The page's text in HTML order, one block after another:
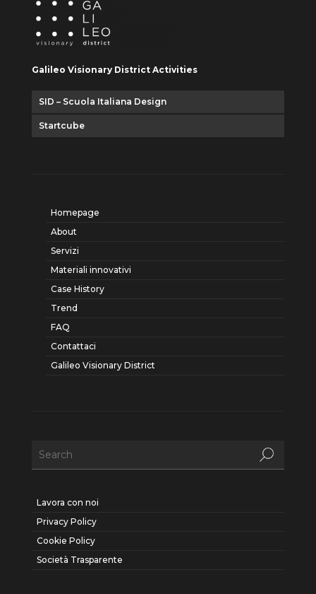
Galileo Visionary District Activities
SID – Scuola Italiana Design
Startcube
Homepage
About
Servizi
Materiali innovativi
Case History
Trend
FAQ
Contattaci
Galileo Visionary District
Lavora con noi
Privacy Policy
Cookie Policy
Società Trasparente